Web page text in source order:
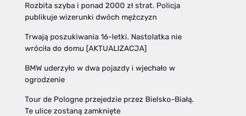
Rozbita szyba i ponad 2000 zł strat. Policja
publikuje wizerunki dwóch mężczyzn
Trwają poszukiwania 16-letki. Nastolatka nie
wróciła do domu [AKTUALIZACJA]
BMW uderzyło w dwa pojazdy i wjechało w
ogrodzenie
Tour de Pologne przejedzie przez Bielsko-Białą.
Te ulice zostaną zamknięte